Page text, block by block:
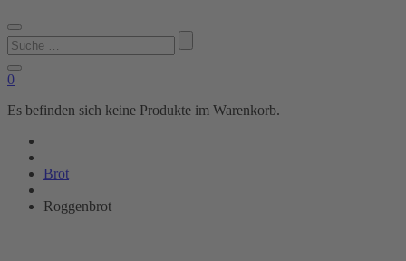
Suchen
nach:
0
Es befinden sich keine Produkte im Warenkorb.
Bräunig
Brot
Roggenbrot